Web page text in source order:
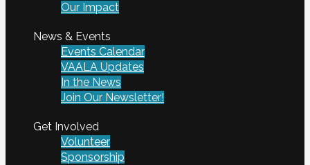
Our Impact
News & Events
Events Calendar
VAALA Updates
In the News
Join Our Newsletter!
Get Involved
Volunteer
Sponsorship